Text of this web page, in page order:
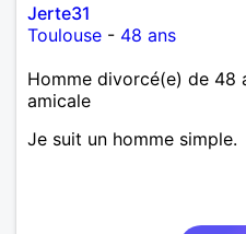
Jerte31
Toulouse - 48 ans
Homme divorcé(e) de 48
amicale
Je suit un homme simple.